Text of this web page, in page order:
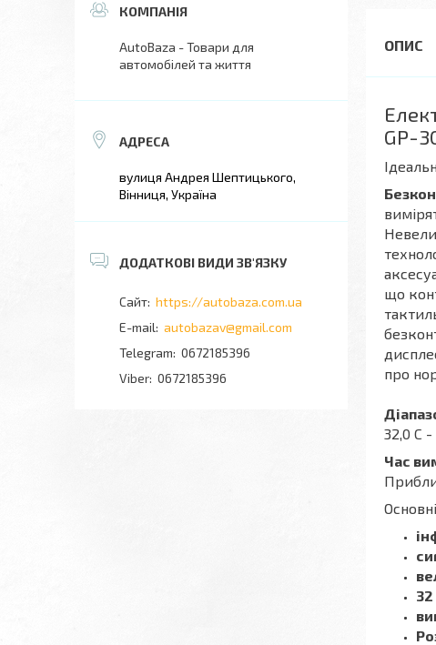
GP-
що
про
32,0 C -
Час
AutoBaza - Товари для
автомобілей та життя
вулиця Андрея Шептицького,
Вінниця, Україна
https://autobaza.com.ua
autobazav@gmail.com
0672185396
0672185396